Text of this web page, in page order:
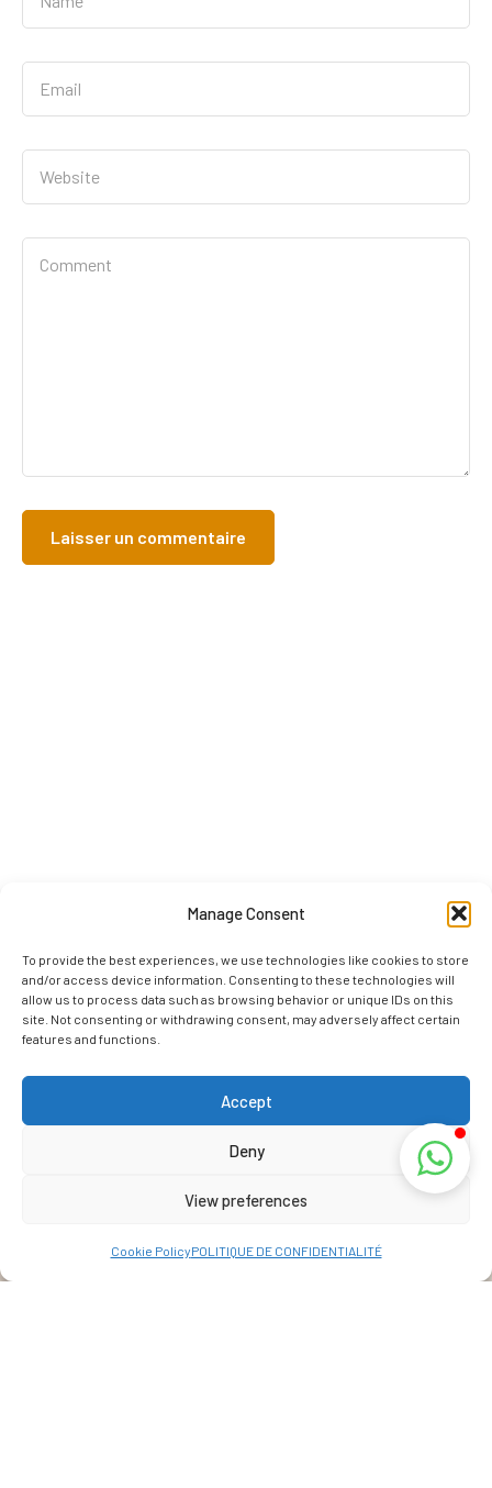
Manage Consent
To provide the best experiences, we use technologies like cookies to store
and/or access device information. Consenting to these technologies will
allow us to process data such as browsing behavior or unique IDs on this
site. Not consenting or withdrawing consent, may adversely affect certain
features and functions.
Accept
Deny
View preferences
Cookie PolicyPOLITIQUE DE CONFIDENTIALITÉ